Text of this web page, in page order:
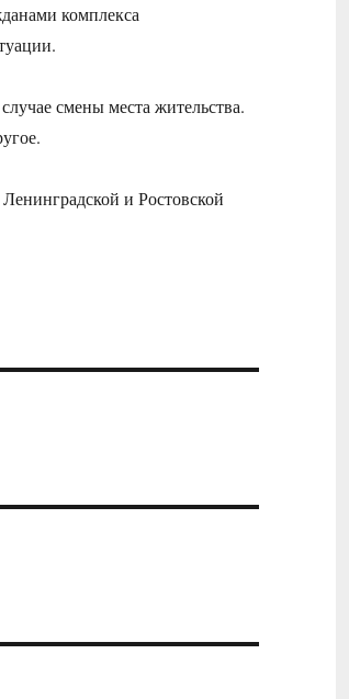
комплекса
смены места жительства.
и Ростовской